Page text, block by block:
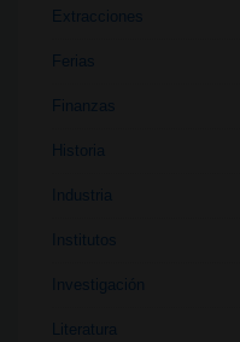
Extracciones
Ferias
Finanzas
Historia
Industria
Institutos
Investigación
Literatura